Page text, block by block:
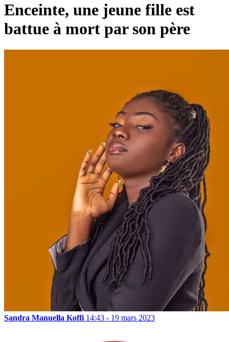
Enceinte, une jeune fille est
battue à mort par son père
Sandra Manuella Koffi 14:43 - 19 mars 2023